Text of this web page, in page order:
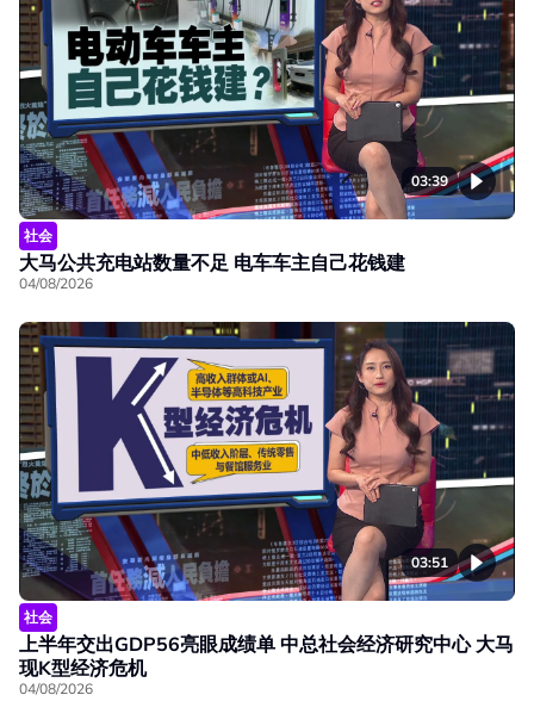
03:39
社会
大马公共充电站数量不足 电车车主自己花钱建
04/08/2026
03:51
社会
上半年交出GDP56亮眼成绩单 中总社会经济研究中心 大马
现K型经济危机
04/08/2026